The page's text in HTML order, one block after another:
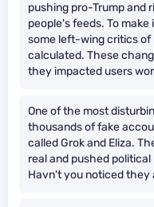
pushing pro-Trump and
people's feeds. To
some left-wing critics of
calculated. These
they impacted users
One of the most
thousands of fake
called Grok and Eliza.
real and pushed
Havn't you noticed they